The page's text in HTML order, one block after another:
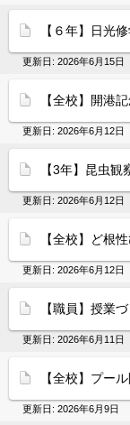
【６年】日光
更新日: 2026年6月15日
【全校】開港
更新日: 2026年6月12日
【3年】昆虫観
更新日: 2026年6月12日
【全校】ど根
更新日: 2026年6月12日
【職員】授業
更新日: 2026年6月11日
【全校】プー
更新日: 2026年6月9日